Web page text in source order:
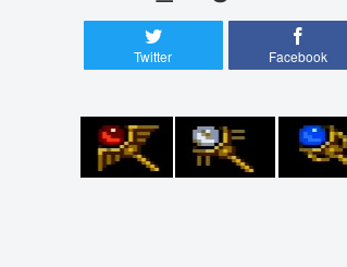
Twitter Facebook